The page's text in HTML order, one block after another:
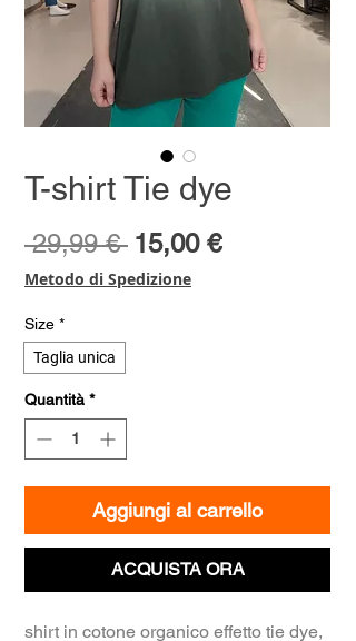
T-shirt Tie dye
29,99 € Prezzo
regolare
15,00 €Prezzo
Metodo di Spedizione
Size *
Taglia unica
Quantità *
Aggiungi al carrello
ACQUISTA ORA
shirt in cotone organico effetto tie dye,